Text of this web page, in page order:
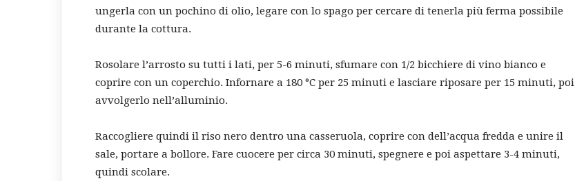
ungerla con un pochino di olio, legare con lo spago per cercare di tenerla più ferma possibile
durante la cottura.
Rosolare l’arrosto su tutti i lati, per 5-6 minuti, sfumare con 1/2 bicchiere di vino bianco e
coprire con un coperchio. Infornare a 180 °C per 25 minuti e lasciare riposare per 15 minuti, poi
avvolgerlo nell’alluminio.
Raccogliere quindi il riso nero dentro una casseruola, coprire con dell’acqua fredda e unire il
sale, portare a bollore. Fare cuocere per circa 30 minuti, spegnere e poi aspettare 3-4 minuti,
quindi scolare.